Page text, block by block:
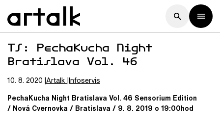
TS: PechaKucha Night
Bratislava Vol. 46
10. 8. 2020 Artalk Infoservis
PechaKucha Night Bratislava Vol. 46 Sensorium Edition
/ Nová Cvernovka / Bratislava / 9. 8. 2019 o 19:00hod